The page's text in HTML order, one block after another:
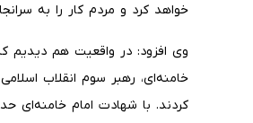
خواهد کرد و مردم کار را به
وی افزود: در واقعیت هم دیدیم
خامنه‌ای، رهبر سوم انقلاب
کردند. با شهادت امام خامنه‌ای